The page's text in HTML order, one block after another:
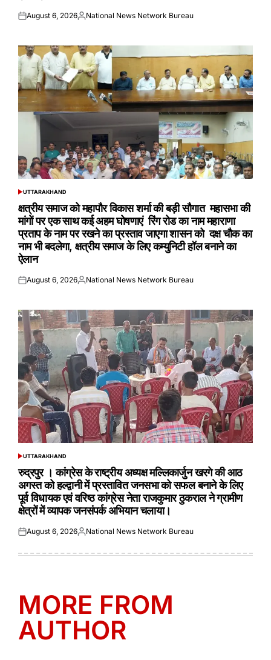
Posted
August 6, 2026Posted
National News Network Bureau
POSTED
UTTARAKHAND
क्षत्रीय समाज को महापौर विकास शर्मा की बड़ी सौगात महासभा की
मांगों पर एक साथ कई अहम घोषणाएं रिंग रोड का नाम महाराणा
प्रताप के नाम पर रखने का प्रस्ताव जाएगा शासन को दक्ष चौक का
नाम भी बदलेगा, क्षत्रीय समाज के लिए कम्युनिटी हॉल बनाने का
ऐलान
Posted
August 6, 2026Posted
National News Network Bureau
POSTED
UTTARAKHAND
रुद्रपुर । कांग्रेस के राष्ट्रीय अध्यक्ष मल्लिकार्जुन खरगे की आठ
अगस्त को हल्द्वानी में प्रस्तावित जनसभा को सफल बनाने के लिए
पूर्व विधायक एवं वरिष्ठ कांग्रेस नेता राजकुमार ठुकराल ने ग्रामीण
क्षेत्रों में व्यापक जनसंपर्क अभियान चलाया।
Posted
August 6, 2026Posted
National News Network Bureau
MORE FROM
AUTHOR